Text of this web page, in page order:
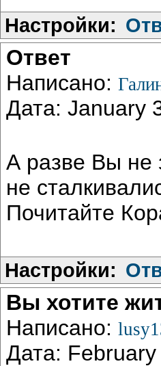
Настройки:
Ответ
Написано:
Дата: January
А разве Вы не
не
Почитайте
Настройки:
Вы хотите
Написано:
Дата: